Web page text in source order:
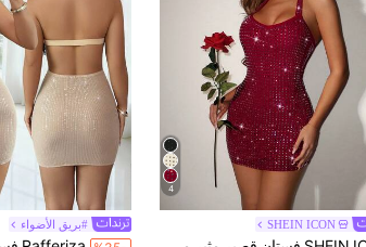
4
SHEIN ICON #بريق الأضواء